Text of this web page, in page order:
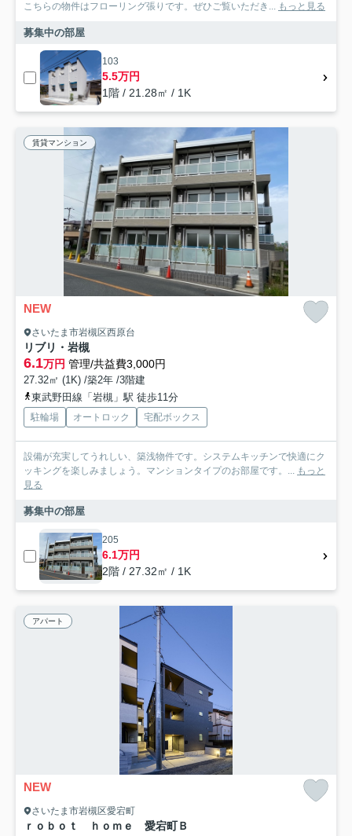
こちらの物件はフローリング張りです。ぜひご覧いただき... もっと見る
募集中の部屋
103
5.5万円
1階 / 21.28㎡ / 1K
賃貸マンション
NEW
さいたま市岩槻区西原台
リブリ・岩槻
6.1万円 管理/共益費3,000円
27.32㎡ (1K) /築2年 /3階建
東武野田線「岩槻」駅 徒歩11分
駐輪場 オートロック 宅配ボックス
設備が充実してうれしい、築浅物件です。システムキッチンで快適にク
ッキングを楽しみましょう。マンションタイプのお部屋です。... もっと
見る
募集中の部屋
205
6.1万円
2階 / 27.32㎡ / 1K
アパート
NEW
さいたま市岩槻区愛宕町
ｒｏｂｏｔ ｈｏｍｅ 愛宕町Ｂ